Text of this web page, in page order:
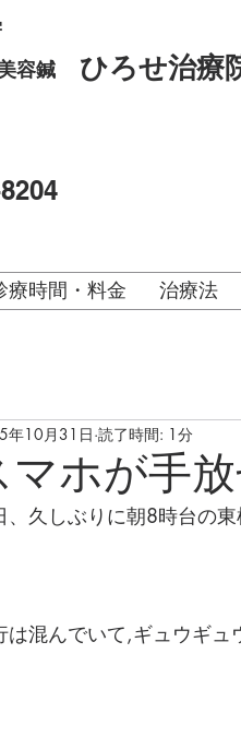
容鍼
ひろせ治療
療時間・料金 治療法
マホが手
年10月31日 読了時間: 1分
、久しぶりに朝8時台の東
は混んでいて,ギュウギュ